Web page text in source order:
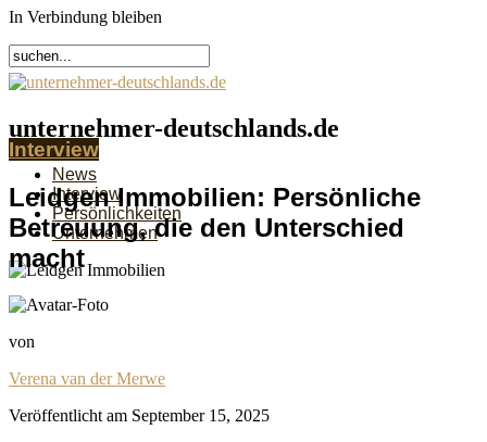
In Verbindung bleiben
unternehmer-deutschlands.de
News
Interview
Persönlichkeiten
Unternehmen
Interview
Leidgen Immobilien: Persönliche
Betreuung, die den Unterschied
macht
von
Verena van der Merwe
Veröffentlicht am September 15, 2025